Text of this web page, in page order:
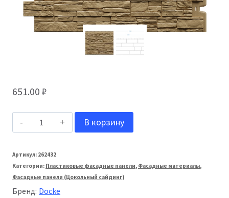
651.00 ₽
Количество
Docke
Фасадная
В корзину
Артикул: 262432
Категории: Пластиковые фасадные панели, Фасадные материалы,
Фасадные панели (Цокольный сайдинг)
Бренд: Docke